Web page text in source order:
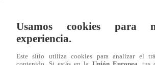
¿Por qué Nelly Rossinelli se volvió viral
antes de Navidad?
Usamos cookies para
experiencia.
Este sitio utiliza cookies para analizar el